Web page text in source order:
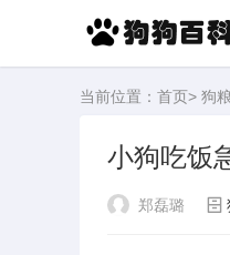
当前位置： 首页> 狗粮
小狗吃饭
郑磊璐